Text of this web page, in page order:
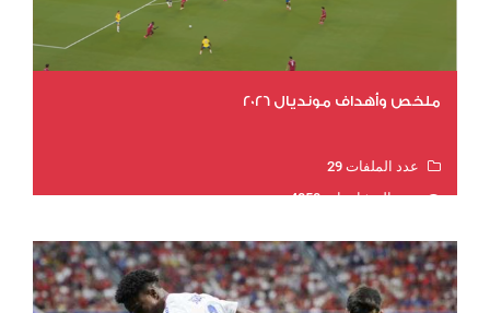
ملخص وأهداف مونديال 2026
عدد الملفات 29
عدد المشاهدات 4850